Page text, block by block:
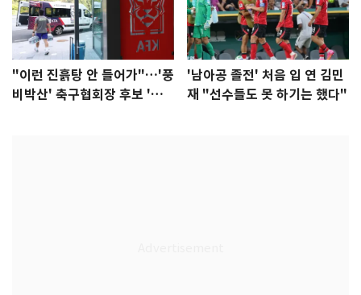
"이런 진흙탕 안 들어가"…'풍
비박산' 축구협회장 후보 '실
'남아공 졸전' 처음 입 연 김민
재 "선수들도 못 하기는 했다"